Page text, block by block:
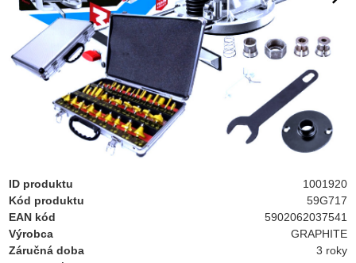
ID produktu
1001920
Kód produktu
59G717
EAN kód
5902062037541
Výrobca
GRAPHITE
Záručná doba
3 roky